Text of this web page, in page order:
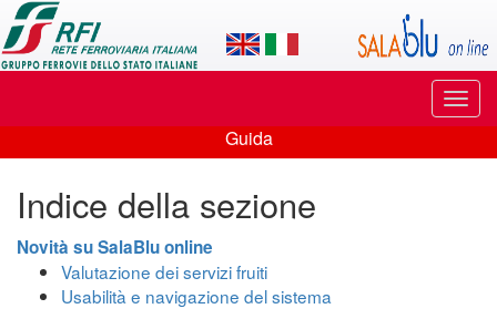
Applicazione
SalaBlu
Online
di
Rete
Ferroviaria
Italiana
di
Guida
Guida
Indice della sezione
Novità su SalaBlu online
Valutazione dei servizi fruiti
Usabilità e navigazione del sistema